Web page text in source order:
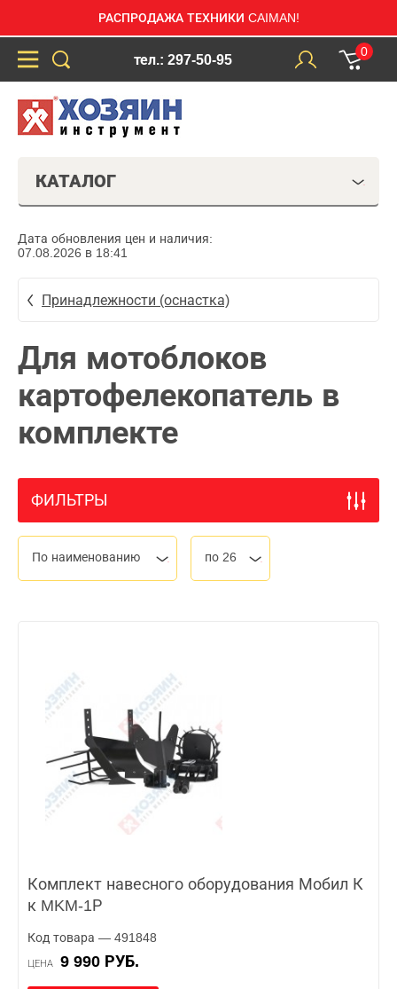
РАСПРОДАЖА ТЕХНИКИ CAIMAN!
тел.: 297-50-95
0
КАТАЛОГ
Дата обновления цен и наличия:
07.08.2026 в 18:41
Принадлежности (оснастка)
Для мотоблоков
картофелекопатель в
комплекте
ФИЛЬТРЫ
По наименованию по 26
Комплект навесного оборудования Мобил К
к MKM-1Р
Код товара — 491848
ЦЕНА 9 990 РУБ.